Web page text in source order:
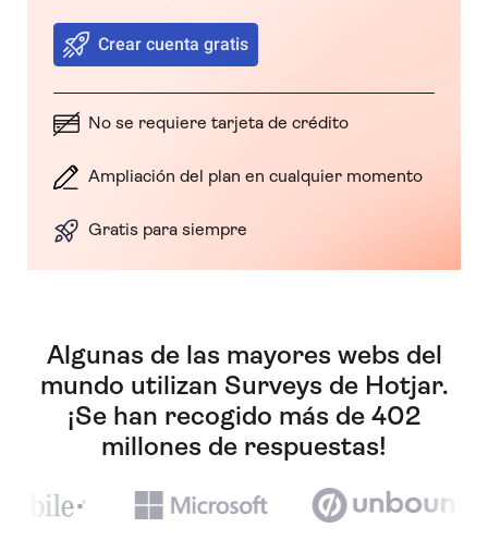
Crear cuenta gratis
No se requiere tarjeta de crédito
Ampliación del plan en cualquier momento
Gratis para siempre
Algunas de las mayores webs del
mundo utilizan Surveys de Hotjar.
¡Se han recogido más de 402
millones de respuestas!